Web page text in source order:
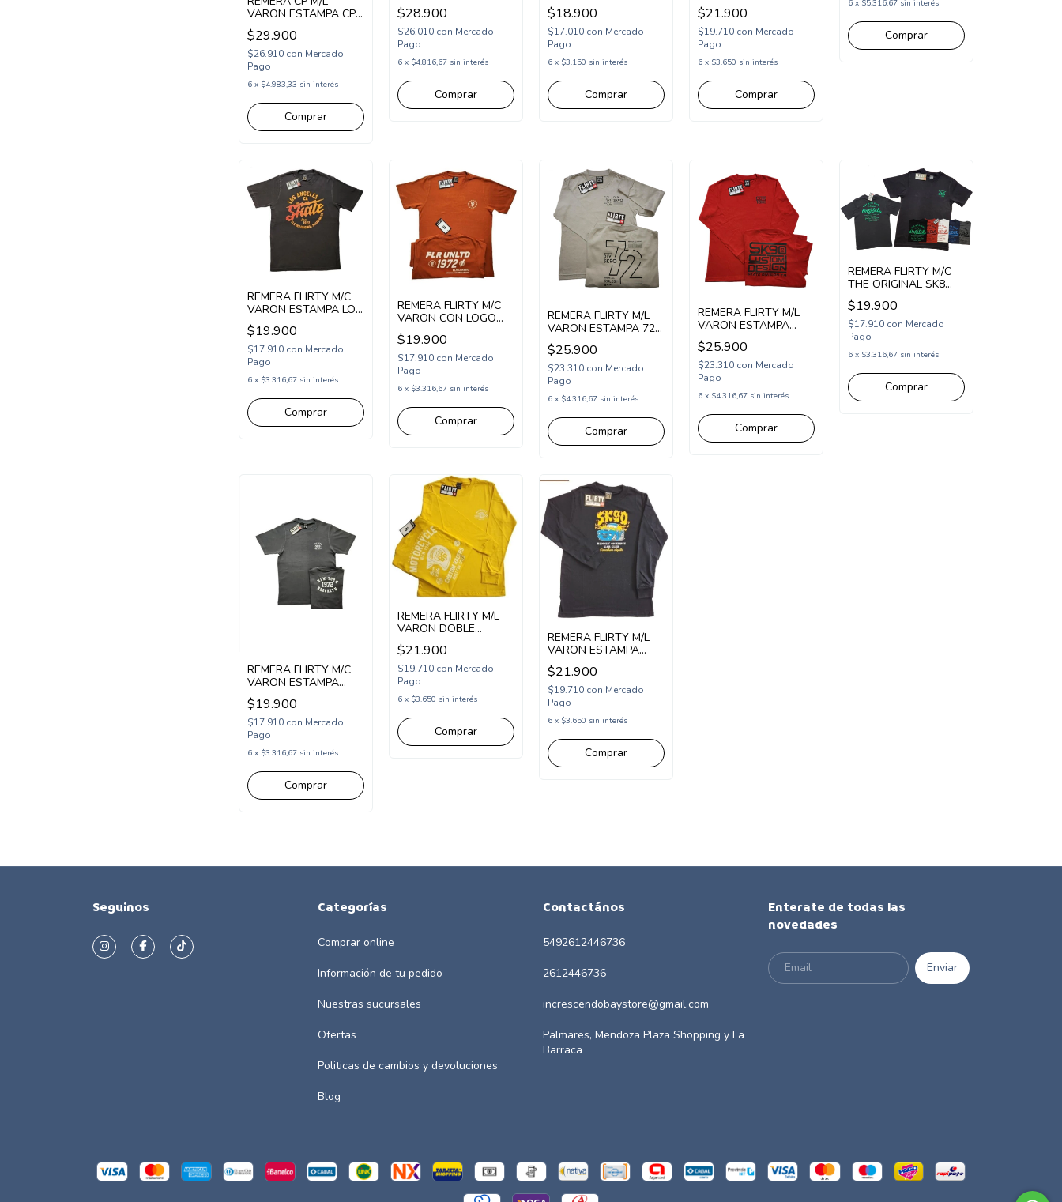
VARON ESTAMPA CP
STUDIOS BIES EN
MANGA (CP265110)
$29.900
$26.910 con Mercado
Pago
6 x $4.983,33 sin interés
Comprar
LAVE (CP265107)
$28.900
$26.010 con Mercado
Pago
6 x $4.816,67 sin interés
Comprar
(GT297302)
$18.900
$17.010 con Mercado
Pago
6 x $3.150 sin interés
Comprar
UNIVERSITY
(GT287301)
$21.900
$19.710 con Mercado
Pago
6 x $3.650 sin interés
Comprar
6 x $5.316,67 sin interés
Comprar
REMERA FLIRTY M/C
VARON ESTAMPA LOS
ANGELES SKATE
(FL25902)
$19.900
$17.910 con Mercado
Pago
6 x $3.316,67 sin interés
Comprar
REMERA FLIRTY M/C
VARON CON LOGO
ORIGINALS (FL25900)
$19.900
$17.910 con Mercado
Pago
6 x $3.316,67 sin interés
Comprar
REMERA FLIRTY M/L
VARON ESTAMPA 72
(FL25124)
$25.900
$23.310 con Mercado
Pago
6 x $4.316,67 sin interés
Comprar
REMERA FLIRTY M/L
VARON ESTAMPA
CUSTOM DESING 72
(FL25106)
$25.900
$23.310 con Mercado
Pago
6 x $4.316,67 sin interés
Comprar
REMERA FLIRTY M/C
THE ORIGINAL SK8
(FL26220)
$19.900
$17.910 con Mercado
Pago
6 x $3.316,67 sin interés
Comprar
REMERA FLIRTY M/C
VARON ESTAMPA
COLLEGE SK8
(FL26202)
$19.900
$17.910 con Mercado
Pago
6 x $3.316,67 sin interés
Comprar
REMERA FLIRTY M/L
VARON DOBLE
ESTAMPA
MOTORCYCLE
(FL24707)
$21.900
$19.710 con Mercado
Pago
6 x $3.650 sin interés
Comprar
REMERA FLIRTY M/L
VARON ESTAMPA
SK90 CAR CLUB
(FL24601)
$21.900
$19.710 con Mercado
Pago
6 x $3.650 sin interés
Comprar
Seguinos Categorías
Comprar online
Información de tu pedido
Nuestras sucursales
Ofertas
Politicas de cambios y devoluciones
Blog
Contactános
5492612446736
2612446736
increscendobaystore@gmail.com
Palmares, Mendoza Plaza Shopping y La
Barraca
Enterate de todas las
novedades